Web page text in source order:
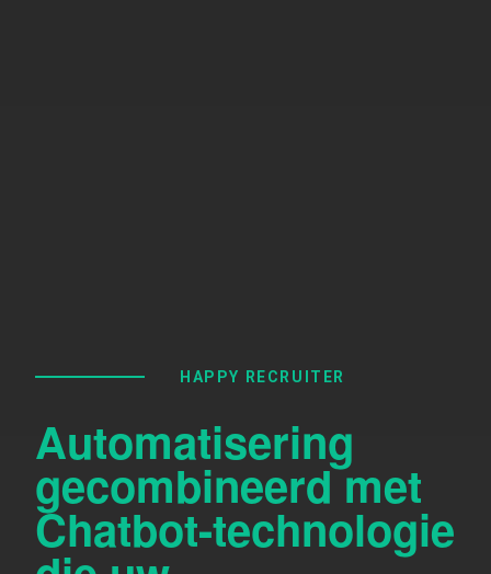
HAPPY RECRUITER
Automatisering
gecombineerd met
Chatbot-technologie